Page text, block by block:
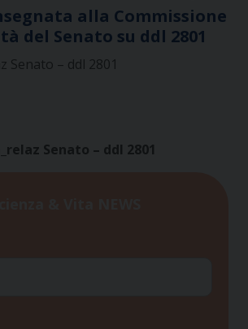
alla Commissione
del Senato su ddl 2801
Senato – ddl 2801
Senato – ddl 2801